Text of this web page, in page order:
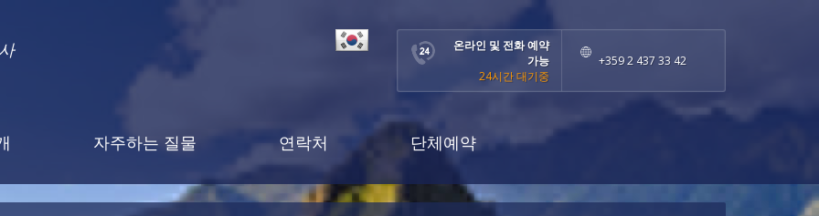
온라인 및 전화 예약
가능
24시간 대기중
+359 2 437 33 42
자주하는 질물 연락처 단체예약